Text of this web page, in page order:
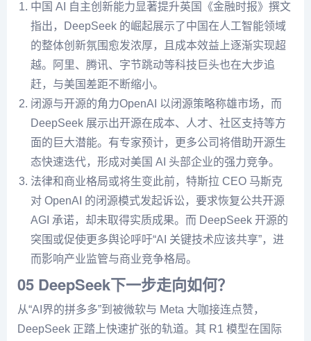
中国 AI 自主创新能力显著提升英国《金融时报》撰文
指出，DeepSeek 的崛起展示了中国在人工智能领域
的整体创新氛围愈发浓厚，且成本效益上逐渐实现超
越。阿里、腾讯、字节跳动等科技巨头也在大步追
赶，与美国差距不断缩小。
闭源与开源的角力OpenAI 以闭源策略称雄市场，而
DeepSeek 展示出开源在成本、人才、社区支持等方
面的巨大潜能。有专家预计，更多公司将借助开源生
态快速迭代，形成对美国 AI 头部企业的强力竞争。
法律和商业格局或将生变此前，特斯拉 CEO 马斯克
对 OpenAI 的闭源模式发起诉讼，要求恢复公共开源
AGI 承诺，却未取得实质成果。而 DeepSeek 开源的
突围或促使更多舆论呼吁“AI 关键技术应该共享”，进
而影响产业监管与商业竞争格局。
05 DeepSeek下一步走向如何？
从“AI界的拼多多”到被微软与 Meta 大咖接连点赞，
DeepSeek 正踏上快速扩张的轨道。其 R1 模型在国际